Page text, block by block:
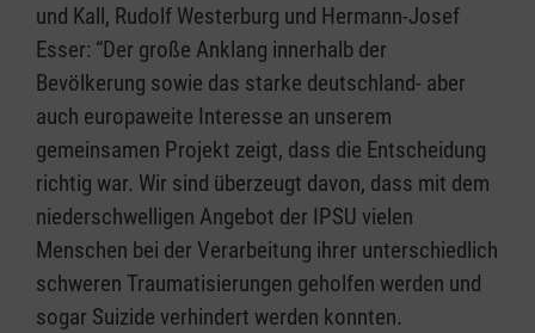
und Kall, Rudolf Westerburg und Hermann-Josef
Esser: “Der große Anklang innerhalb der
Bevölkerung sowie das starke deutschland- aber
auch europaweite Interesse an unserem
gemeinsamen Projekt zeigt, dass die Entscheidung
richtig war. Wir sind überzeugt davon, dass mit dem
niederschwelligen Angebot der IPSU vielen
Menschen bei der Verarbeitung ihrer unterschiedlich
schweren Traumatisierungen geholfen werden und
sogar Suizide verhindert werden konnten.